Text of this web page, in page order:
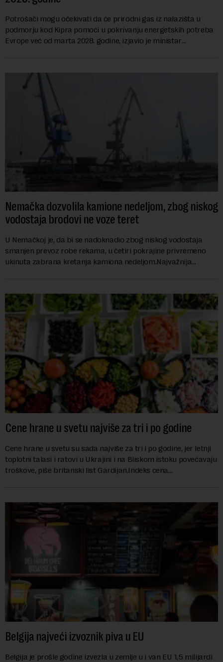
Potrošači mogu očekivati da će prirodni gas iz nalazišta u
podmorju kod Kipra pomoći u pokrivanju energetskih potreba
Evrope već od marta 2028. godine, izjavio je ministar
Nemačka dozvolila kamione nedeljom, zbog niskog
vodostaja brodovi ne voze teret
U Nemačkoj je, da bi se nadoknadio zbog niskog vodostaja
smanjen prevoz robe rekama, u četiri pokrajine privremeno
ukinuta zabrana kretanja kamiona nedeljom.Najvažnija
Cene hrane u svetu najviše za tri i po godine
Cene hrane u svetu su sada najviše za tri i po godine, jer letnji
toplotni talasi i ratovi u Ukrajini i na Bliskom istoku povećavaju
troškove, piše britanski list Gardijan.Indeks cena
Belgija najveći izvoznik piva u EU
Belgija je prošle godine izvezla u zemlje u i van EU 1,5 milijardi